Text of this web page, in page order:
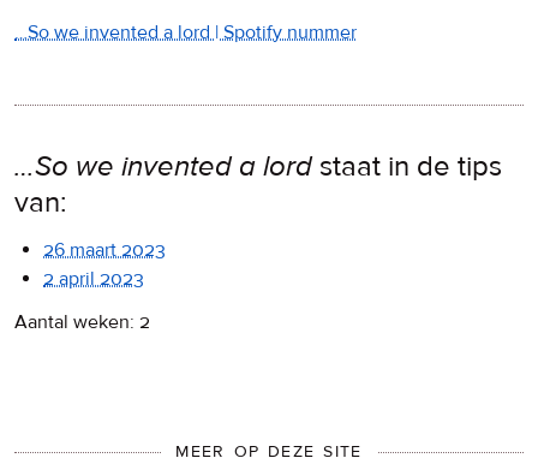
…So we invented a lord | Spotify nummer
…So we invented a lordstaat in de tips
van:
26 maart 2023
2 april 2023
Aantal weken: 2
MEER OP DEZE SITE